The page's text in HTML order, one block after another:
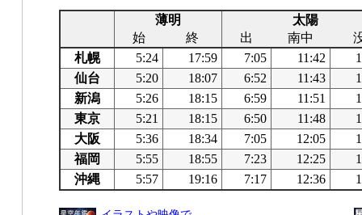
薄明
太陽
始
終 出 南中
札幌
5:24 17:59 7:05 11:42
仙台
5:20 18:07 6:52 11:43
新潟
5:26 18:15 6:59 11:51
東京
5:21 18:15 6:50 11:48
大阪
5:36 18:34 7:05 12:05
福岡
5:55 18:55 7:23 12:25
沖縄
5:57 19:16 7:17 12:36